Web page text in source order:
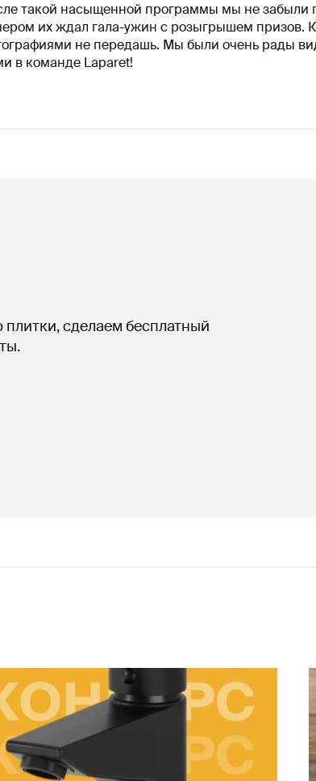
такой насыщенной программы мы не забыли
их ждал гала-ужин с розыгрышем призов.
не передашь. Мы были очень рады
в команде Laparet!
сделаем бесплатный